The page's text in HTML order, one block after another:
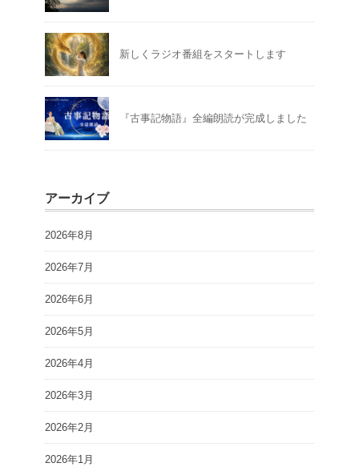
新しくラジオ番組をスタートします
『古事記物語』全編朗読が完成しました
アーカイブ
2026年8月
2026年7月
2026年6月
2026年5月
2026年4月
2026年3月
2026年2月
2026年1月